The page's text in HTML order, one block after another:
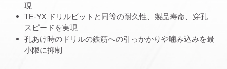
現
TE-YX ドリルビットと同等の耐久性、製品寿命、穿孔
スピードを実現
孔あけ時のドリルの鉄筋への引っかかりや噛み込みを最
小限に抑制